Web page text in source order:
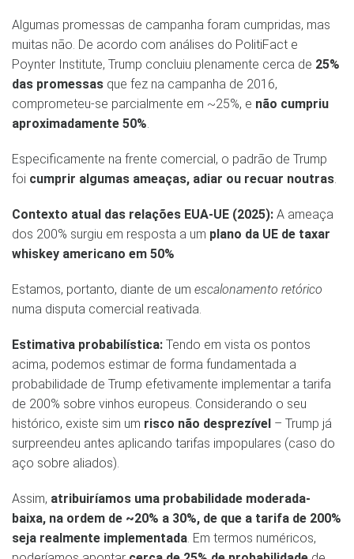
Algumas promessas de campanha foram cumpridas, mas
muitas não. De acordo com análises do PolitiFact e
Poynter Institute, Trump concluiu plenamente cerca de 25%
das promessas que fez na campanha de 2016,
comprometeu-se parcialmente em ~25%, e não cumpriu
aproximadamente 50%​.
Especificamente na frente comercial, o padrão de Trump
foi cumprir algumas ameaças, adiar ou recuar noutras.
Contexto atual das relações EUA-UE (2025): A ameaça
dos 200% surgiu em resposta a um plano da UE de taxar
whiskey americano em 50%
Estamos, portanto, diante de um escalonamento retórico
numa disputa comercial reativada.
Estimativa probabilística: Tendo em vista os pontos
acima, podemos estimar de forma fundamentada a
probabilidade de Trump efetivamente implementar a tarifa
de 200% sobre vinhos europeus. Considerando o seu
histórico, existe sim um risco não desprezível – Trump já
surpreendeu antes aplicando tarifas impopulares (caso do
aço sobre aliados).
Assim, atribuiríamos uma probabilidade moderada-
baixa, na ordem de ~20% a 30%, de que a tarifa de 200%
seja realmente implementada. Em termos numéricos,